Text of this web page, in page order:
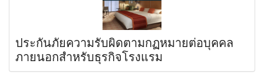
ประกันภัยความรับผิดตามกฏหมายต่อบุคคล
ภายนอกสำหรับธุรกิจโรงแรม